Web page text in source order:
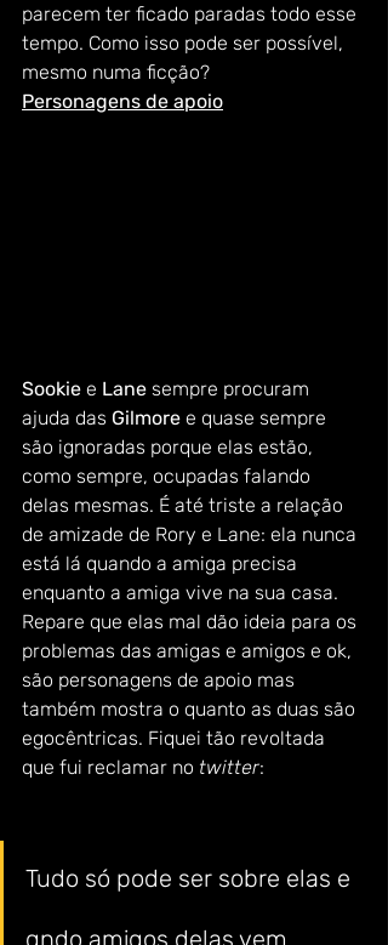
parecem ter ficado paradas todo esse
tempo. Como isso pode ser possível,
mesmo numa ficção?
Personagens de apoio
Sookie e Lane sempre procuram
ajuda das Gilmore e quase sempre
são ignoradas porque elas estão,
como sempre, ocupadas falando
delas mesmas. É até triste a relação
de amizade de Rory e Lane: ela nunca
está lá quando a amiga precisa
enquanto a amiga vive na sua casa.
Repare que elas mal dão ideia para os
problemas das amigas e amigos e ok,
são personagens de apoio mas
também mostra o quanto as duas são
egocêntricas. Fiquei tão revoltada
que fui reclamar no twitter:
Tudo só pode ser sobre elas e
qndo amigos delas vem